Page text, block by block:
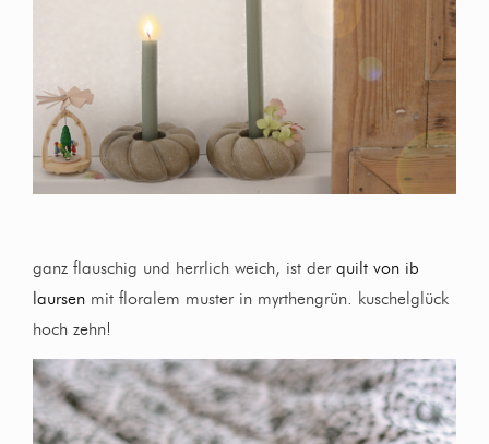
ganz flauschig und herrlich weich, ist der quilt von ib
laursen mit floralem muster in myrthengrün. kuschelglück
hoch zehn!